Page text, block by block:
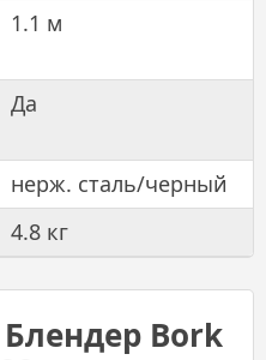
1.1 м
Да
нерж. сталь/черный
4.8 кг
Bork